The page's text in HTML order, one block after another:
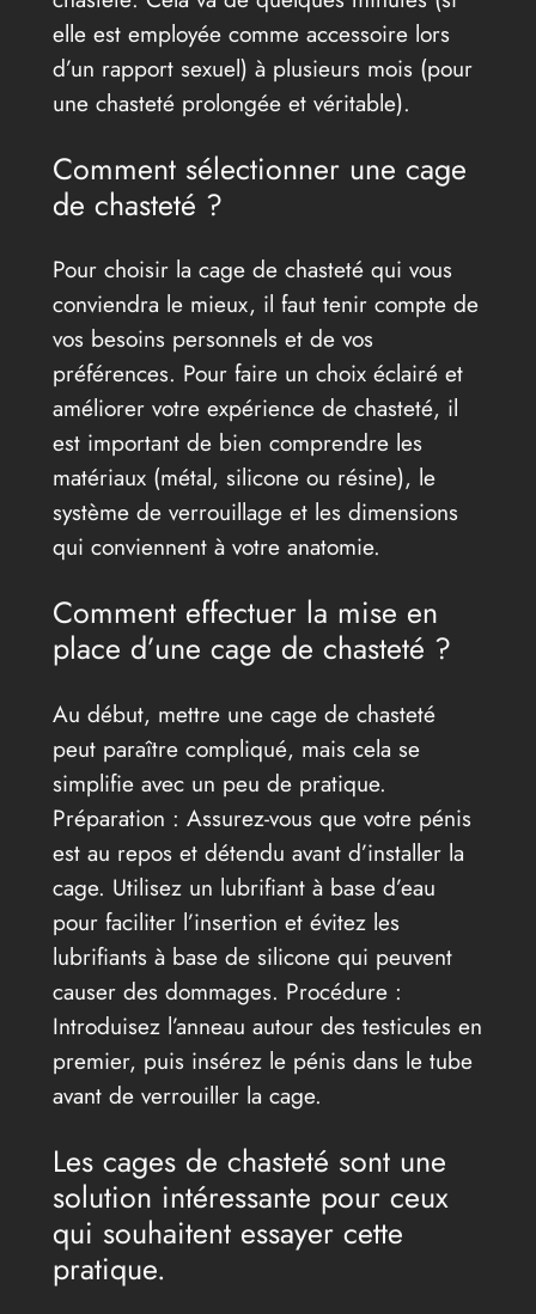
elle est employée comme accessoire lors
d’un rapport sexuel) à plusieurs mois (pour
une chasteté prolongée et véritable).
Comment sélectionner une cage
de chasteté ?
Pour choisir la cage de chasteté qui vous
conviendra le mieux, il faut tenir compte de
vos besoins personnels et de vos
préférences. Pour faire un choix éclairé et
améliorer votre expérience de chasteté, il
est important de bien comprendre les
matériaux (métal, silicone ou résine), le
système de verrouillage et les dimensions
qui conviennent à votre anatomie.
Comment effectuer la mise en
place d’une cage de chasteté ?
Au début, mettre une cage de chasteté
peut paraître compliqué, mais cela se
simplifie avec un peu de pratique.
Préparation : Assurez-vous que votre pénis
est au repos et détendu avant d’installer la
cage. Utilisez un lubrifiant à base d’eau
pour faciliter l’insertion et évitez les
lubrifiants à base de silicone qui peuvent
causer des dommages. Procédure :
Introduisez l’anneau autour des testicules en
premier, puis insérez le pénis dans le tube
avant de verrouiller la cage.
Les cages de chasteté sont une
solution intéressante pour ceux
qui souhaitent essayer cette
pratique.